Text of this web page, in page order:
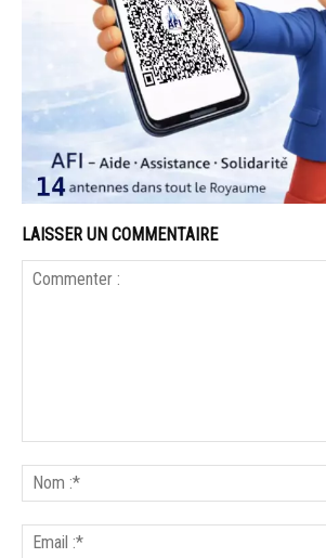
LAISSER UN COMMENTAIRE